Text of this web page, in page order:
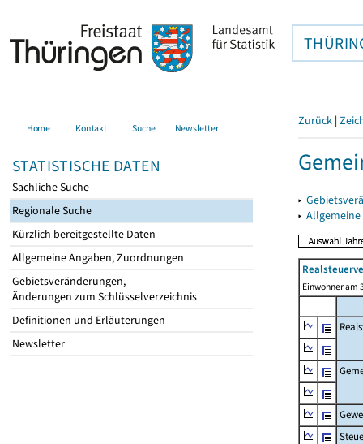
Home Kontakt Suche Newsletter
STATISTISCHE DATEN
Sachliche Suche
Regionale Suche
Kürzlich bereitgestellte Daten
Allgemeine Angaben, Zuordnungen
Gebietsveränderungen,
Änderungen zum Schlüsselverzeichnis
Definitionen und Erläuterungen
Newsletter
Zurück |
▸
▸
Einwohner am